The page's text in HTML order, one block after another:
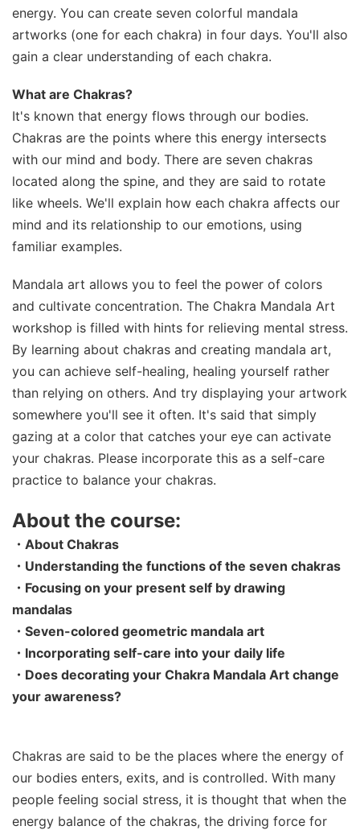
energy. You can create seven colorful mandala
artworks (one for each chakra) in four days. You'll also
gain a clear understanding of each chakra.
What are Chakras?
It's known that energy flows through our bodies.
Chakras are the points where this energy intersects
with our mind and body. There are seven chakras
located along the spine, and they are said to rotate
like wheels. We'll explain how each chakra affects our
mind and its relationship to our emotions, using
familiar examples.
Mandala art allows you to feel the power of colors
and cultivate concentration. The Chakra Mandala Art
workshop is filled with hints for relieving mental stress.
By learning about chakras and creating mandala art,
you can achieve self-healing, healing yourself rather
than relying on others. And try displaying your artwork
somewhere you'll see it often. It's said that simply
gazing at a color that catches your eye can activate
your chakras. Please incorporate this as a self-care
practice to balance your chakras.
About the course:
・About Chakras
・Understanding the functions of the seven chakras
・Focusing on your present self by drawing
mandalas
・Seven-colored geometric mandala art
・Incorporating self-care into your daily life
・Does decorating your Chakra Mandala Art change
your awareness?
Chakras are said to be the places where the energy of
our bodies enters, exits, and is controlled. With many
people feeling social stress, it is thought that when the
energy balance of the chakras, the driving force for